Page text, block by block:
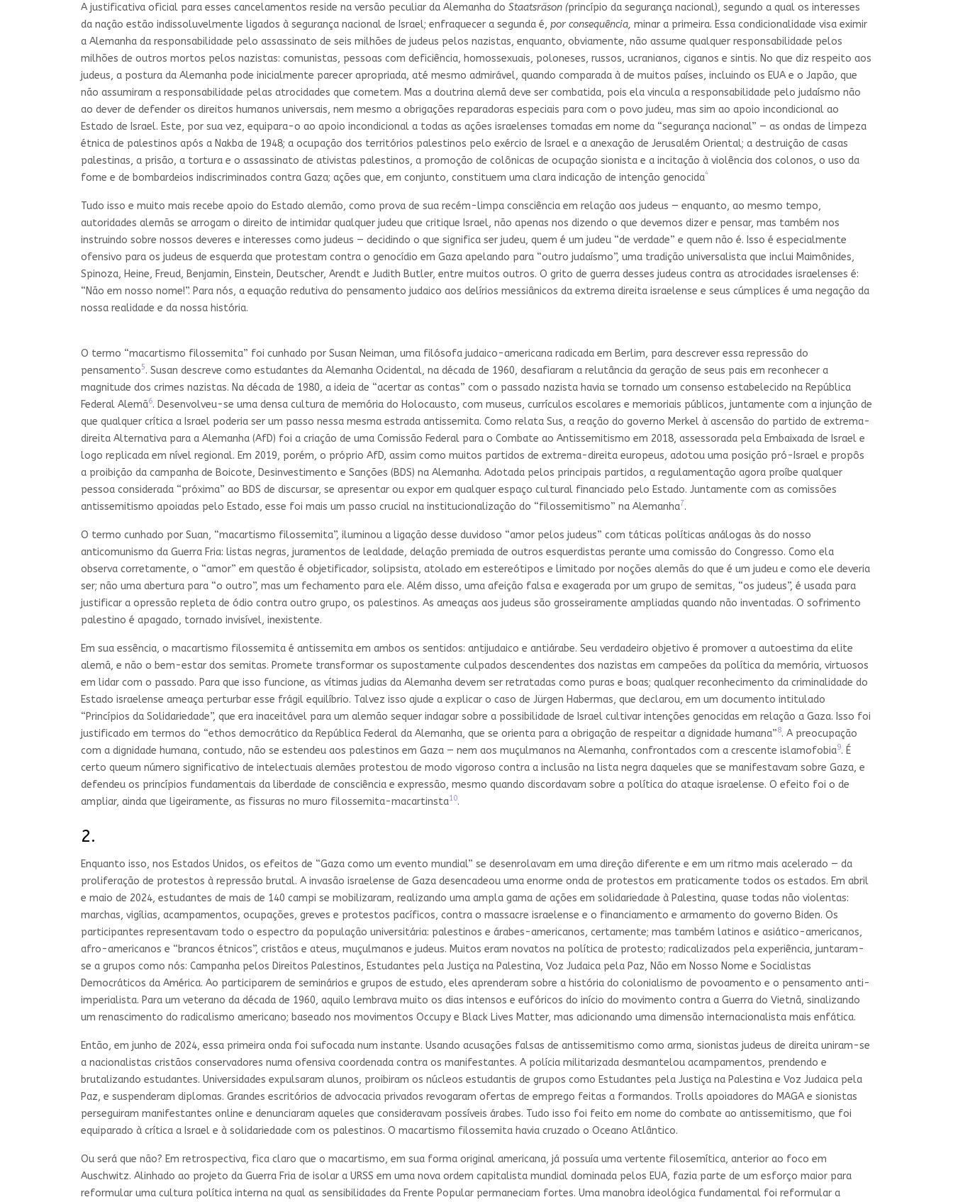
A justificativa oficial para esses cancelamentos reside na versão peculiar da Alemanha do Staatsräson (princípio da segurança nacional), segundo a qual os interesses
da nação estão indissoluvelmente ligados à segurança nacional de Israel; enfraquecer a segunda é, por consequência, minar a primeira. Essa condicionalidade visa eximir
a Alemanha da responsabilidade pelo assassinato de seis milhões de judeus pelos nazistas, enquanto, obviamente, não assume qualquer responsabilidade pelos
milhões de outros mortos pelos nazistas: comunistas, pessoas com deficiência, homossexuais, poloneses, russos, ucranianos, ciganos e sintis. No que diz respeito aos
judeus, a postura da Alemanha pode inicialmente parecer apropriada, até mesmo admirável, quando comparada à de muitos países, incluindo os EUA e o Japão, que
não assumiram a responsabilidade pelas atrocidades que cometem. Mas a doutrina alemã deve ser combatida, pois ela vincula a responsabilidade pelo judaísmo não
ao dever de defender os direitos humanos universais, nem mesmo a obrigações reparadoras especiais para com o povo judeu, mas sim ao apoio incondicional ao
Estado de Israel. Este, por sua vez, equipara-o ao apoio incondicional a todas as ações israelenses tomadas em nome da “segurança nacional” — as ondas de limpeza
étnica de palestinos após a Nakba de 1948; a ocupação dos territórios palestinos pelo exércio de Israel e a anexação de Jerusalém Oriental; a destruição de casas
palestinas, a prisão, a tortura e o assassinato de ativistas palestinos, a promoção de colônicas de ocupação sionista e a incitação à violência dos colonos, o uso da
fome e de bombardeios indiscriminados contra Gaza; ações que, em conjunto, constituem uma clara indicação de intenção genocida4
Tudo isso e muito mais recebe apoio do Estado alemão, como prova de sua recém-limpa consciência em relação aos judeus — enquanto, ao mesmo tempo,
autoridades alemãs se arrogam o direito de intimidar qualquer judeu que critique Israel, não apenas nos dizendo o que devemos dizer e pensar, mas também nos
instruindo sobre nossos deveres e interesses como judeus — decidindo o que significa ser judeu, quem é um judeu “de verdade” e quem não é. Isso é especialmente
ofensivo para os judeus de esquerda que protestam contra o genocídio em Gaza apelando para “outro judaísmo”, uma tradição universalista que inclui Maimônides,
Spinoza, Heine, Freud, Benjamin, Einstein, Deutscher, Arendt e Judith Butler, entre muitos outros. O grito de guerra desses judeus contra as atrocidades israelenses é:
“Não em nosso nome!”. Para nós, a equação redutiva do pensamento judaico aos delírios messiânicos da extrema direita israelense e seus cúmplices é uma negação da
nossa realidade e da nossa história.
O termo “macartismo filossemita” foi cunhado por Susan Neiman, uma filósofa judaico-americana radicada em Berlim, para descrever essa repressão do
pensamento5. Susan descreve como estudantes da Alemanha Ocidental, na década de 1960, desafiaram a relutância da geração de seus pais em reconhecer a
magnitude dos crimes nazistas. Na década de 1980, a ideia de “acertar as contas” com o passado nazista havia se tornado um consenso estabelecido na República
Federal Alemã6. Desenvolveu-se uma densa cultura de memória do Holocausto, com museus, currículos escolares e memoriais públicos, juntamente com a injunção de
que qualquer crítica a Israel poderia ser um passo nessa mesma estrada antissemita. Como relata Sus, a reação do governo Merkel à ascensão do partido de extrema-
direita Alternativa para a Alemanha (AfD) foi a criação de uma Comissão Federal para o Combate ao Antissemitismo em 2018, assessorada pela Embaixada de Israel e
logo replicada em nível regional. Em 2019, porém, o próprio AfD, assim como muitos partidos de extrema-direita europeus, adotou uma posição pró-Israel e propôs
a proibição da campanha de Boicote, Desinvestimento e Sanções (BDS) na Alemanha. Adotada pelos principais partidos, a regulamentação agora proíbe qualquer
pessoa considerada “próxima” ao BDS de discursar, se apresentar ou expor em qualquer espaço cultural financiado pelo Estado. Juntamente com as comissões
antissemitismo apoiadas pelo Estado, esse foi mais um passo crucial na institucionalização do “filossemitismo” na Alemanha7.
O termo cunhado por Suan, “macartismo filossemita”, iluminou a ligação desse duvidoso “amor pelos judeus” com táticas políticas análogas às do nosso
anticomunismo da Guerra Fria: listas negras, juramentos de lealdade, delação premiada de outros esquerdistas perante uma comissão do Congresso. Como ela
observa corretamente, o “amor” em questão é objetificador, solipsista, atolado em estereótipos e limitado por noções alemãs do que é um judeu e como ele deveria
ser; não uma abertura para “o outro”, mas um fechamento para ele. Além disso, uma afeição falsa e exagerada por um grupo de semitas, “os judeus”, é usada para
justificar a opressão repleta de ódio contra outro grupo, os palestinos. As ameaças aos judeus são grosseiramente ampliadas quando não inventadas. O sofrimento
palestino é apagado, tornado invisível, inexistente.
Em sua essência, o macartismo filossemita é antissemita em ambos os sentidos: antijudaico e antiárabe. Seu verdadeiro objetivo é promover a autoestima da elite
alemã, e não o bem-estar dos semitas. Promete transformar os supostamente culpados descendentes dos nazistas em campeões da política da memória, virtuosos
em lidar com o passado. Para que isso funcione, as vítimas judias da Alemanha devem ser retratadas como puras e boas; qualquer reconhecimento da criminalidade do
Estado israelense ameaça perturbar esse frágil equilíbrio. Talvez isso ajude a explicar o caso de Jürgen Habermas, que declarou, em um documento intitulado
“Princípios da Solidariedade”, que era inaceitável para um alemão sequer indagar sobre a possibilidade de Israel cultivar intenções genocidas em relação a Gaza. Isso foi
justificado em termos do “ethos democrático da República Federal da Alemanha, que se orienta para a obrigação de respeitar a dignidade humana”8. A preocupação
com a dignidade humana, contudo, não se estendeu aos palestinos em Gaza — nem aos muçulmanos na Alemanha, confrontados com a crescente islamofobia9. É
certo queum número significativo de intelectuais alemães protestou de modo vigoroso contra a inclusão na lista negra daqueles que se manifestavam sobre Gaza, e
defendeu os princípios fundamentais da liberdade de consciência e expressão, mesmo quando discordavam sobre a política do ataque israelense. O efeito foi o de
ampliar, ainda que ligeiramente, as fissuras no muro filossemita-macartinsta10.
2.
Enquanto isso, nos Estados Unidos, os efeitos de “Gaza como um evento mundial” se desenrolavam em uma direção diferente e em um ritmo mais acelerado — da
proliferação de protestos à repressão brutal. A invasão israelense de Gaza desencadeou uma enorme onda de protestos em praticamente todos os estados. Em abril
e maio de 2024, estudantes de mais de 140 campi se mobilizaram, realizando uma ampla gama de ações em solidariedade à Palestina, quase todas não violentas:
marchas, vigílias, acampamentos, ocupações, greves e protestos pacíficos, contra o massacre israelense e o financiamento e armamento do governo Biden. Os
participantes representavam todo o espectro da população universitária: palestinos e árabes-americanos, certamente; mas também latinos e asiático-americanos,
afro-americanos e “brancos étnicos”, cristãos e ateus, muçulmanos e judeus. Muitos eram novatos na política de protesto; radicalizados pela experiência, juntaram-
se a grupos como nós: Campanha pelos Direitos Palestinos, Estudantes pela Justiça na Palestina, Voz Judaica pela Paz, Não em Nosso Nome e Socialistas
Democráticos da América. Ao participarem de seminários e grupos de estudo, eles aprenderam sobre a história do colonialismo de povoamento e o pensamento anti-
imperialista. Para um veterano da década de 1960, aquilo lembrava muito os dias intensos e eufóricos do início do movimento contra a Guerra do Vietnã, sinalizando
um renascimento do radicalismo americano; baseado nos movimentos Occupy e Black Lives Matter, mas adicionando uma dimensão internacionalista mais enfática.
Então, em junho de 2024, essa primeira onda foi sufocada num instante. Usando acusações falsas de antissemitismo como arma, sionistas judeus de direita uniram-se
a nacionalistas cristãos conservadores numa ofensiva coordenada contra os manifestantes. A polícia militarizada desmantelou acampamentos, prendendo e
brutalizando estudantes. Universidades expulsaram alunos, proibiram os núcleos estudantis de grupos como Estudantes pela Justiça na Palestina e Voz Judaica pela
Paz, e suspenderam diplomas. Grandes escritórios de advocacia privados revogaram ofertas de emprego feitas a formandos. Trolls apoiadores do MAGA e sionistas
perseguiram manifestantes online e denunciaram aqueles que consideravam possíveis árabes. Tudo isso foi feito em nome do combate ao antissemitismo, que foi
equiparado à crítica a Israel e à solidariedade com os palestinos. O macartismo filossemita havia cruzado o Oceano Atlântico.
Ou será que não? Em retrospectiva, fica claro que o macartismo, em sua forma original americana, já possuía uma vertente filosemítica, anterior ao foco em
Auschwitz. Alinhado ao projeto da Guerra Fria de isolar a URSS em uma nova ordem capitalista mundial dominada pelos EUA, fazia parte de um esforço maior para
reformular uma cultura política interna na qual as sensibilidades da Frente Popular permaneciam fortes. Uma manobra ideológica fundamental foi reformular a